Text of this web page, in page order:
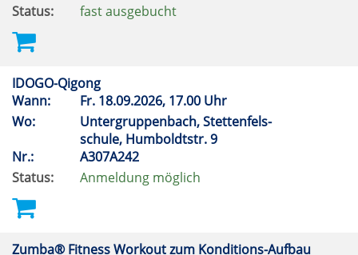
Status:
fast ausgebucht
IDOGO-Qigong
Wann:
Fr. 18.09.2026, 17.00 Uhr
Wo:
Untergruppenbach, Stettenfels-
schule, Humboldtstr. 9
Nr.:
A307A242
Status:
Anmeldung möglich
Zumba® Fitness Workout zum Konditions-Aufbau